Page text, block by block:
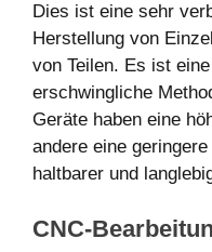
Dies ist eine sehr
Herstellung von
von Teilen. Es ist
erschwingliche
Geräte haben eine
andere eine
haltbarer und
CNC-